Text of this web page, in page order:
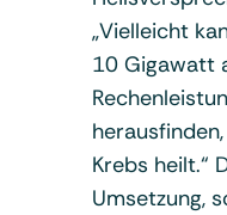
„Vielleicht
10 Gigawatt
Krebs heilt.“
Umsetzung,